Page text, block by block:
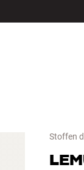
Stoffen